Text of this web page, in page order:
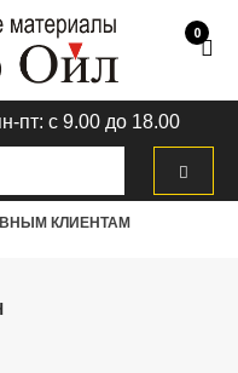
0
пт: с 9.00 до 18.00
КЛИЕНТАМ